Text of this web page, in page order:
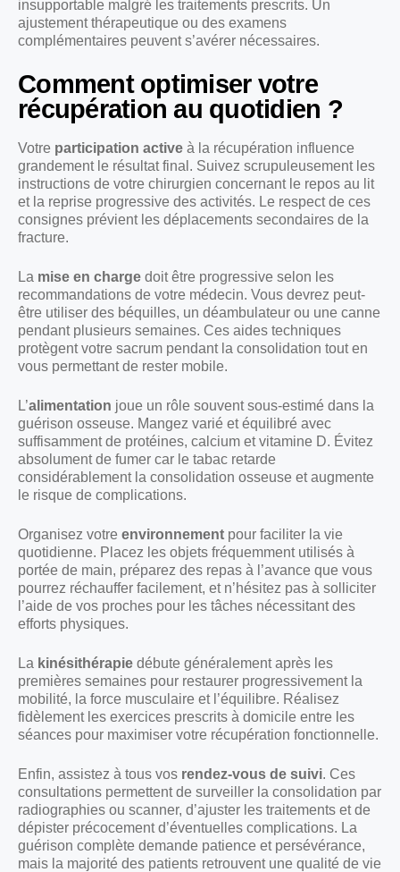
insupportable malgré les traitements prescrits. Un
ajustement thérapeutique ou des examens
complémentaires peuvent s’avérer nécessaires.
Comment optimiser votre
récupération au quotidien ?
Votre participation active à la récupération influence
grandement le résultat final. Suivez scrupuleusement les
instructions de votre chirurgien concernant le repos au lit
et la reprise progressive des activités. Le respect de ces
consignes prévient les déplacements secondaires de la
fracture.
La mise en charge doit être progressive selon les
recommandations de votre médecin. Vous devrez peut-
être utiliser des béquilles, un déambulateur ou une canne
pendant plusieurs semaines. Ces aides techniques
protègent votre sacrum pendant la consolidation tout en
vous permettant de rester mobile.
L’alimentation joue un rôle souvent sous-estimé dans la
guérison osseuse. Mangez varié et équilibré avec
suffisamment de protéines, calcium et vitamine D. Évitez
absolument de fumer car le tabac retarde
considérablement la consolidation osseuse et augmente
le risque de complications.
Organisez votre environnement pour faciliter la vie
quotidienne. Placez les objets fréquemment utilisés à
portée de main, préparez des repas à l’avance que vous
pourrez réchauffer facilement, et n’hésitez pas à solliciter
l’aide de vos proches pour les tâches nécessitant des
efforts physiques.
La kinésithérapie débute généralement après les
premières semaines pour restaurer progressivement la
mobilité, la force musculaire et l’équilibre. Réalisez
fidèlement les exercices prescrits à domicile entre les
séances pour maximiser votre récupération fonctionnelle.
Enfin, assistez à tous vos rendez-vous de suivi. Ces
consultations permettent de surveiller la consolidation par
radiographies ou scanner, d’ajuster les traitements et de
dépister précocement d’éventuelles complications. La
guérison complète demande patience et persévérance,
mais la majorité des patients retrouvent une qualité de vie